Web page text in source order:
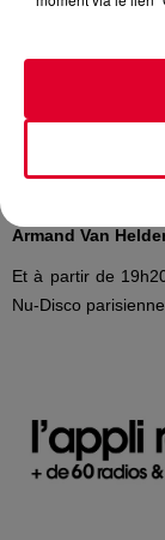
,
continue
vient de sortir un
Armand Van
Et à partir de
Nu-Disco